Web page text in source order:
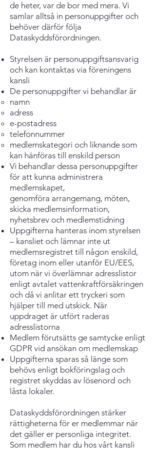
de heter, var de bor med mera. Vi
samlar alltså in personuppgifter och
behöver därför följa
Dataskyddsförordningen.
Styrelsen är personuppgiftsansvarig
och kan kontaktas via föreningens
kansli
De personuppgifter vi behandlar är
namn
adress
e-postadress
telefonnummer
medlemskategori och liknande som
kan hänföras till enskild person
Vi behandlar dessa personuppgifter
för att kunna administrera
medlemskapet,
genomföra arrangemang, möten,
skicka medlemsinformation,
nyhetsbrev och medlemstidning
Uppgifterna hanteras inom styrelsen
– kansliet och lämnar inte ut
medlemsregistret till någon enskild,
företag inom eller utanför EU/EES,
utom när vi överlämnar adresslistor
enligt avtalet vattenkraftförsäkringen
och då vi anlitar ett tryckeri som
hjälper till med utskick. När
uppdraget är utfört raderas
adresslistorna
Medlem förutsätts ge samtycke enligt
GDPR vid ansökan om medlemskap
Uppgifterna sparas så länge som
behövs enligt bokföringslag och
registret skyddas av lösenord och
låsta lokaler.
Dataskyddsförordningen stärker
rättigheterna för er medlemmar när
det gäller er personliga integritet.
Som medlem har du hos vårt kansli